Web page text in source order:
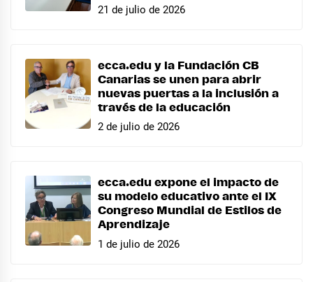
21 de julio de 2026
ecca.edu y la Fundación CB
Canarias se unen para abrir
nuevas puertas a la inclusión a
través de la educación
2 de julio de 2026
ecca.edu expone el impacto de
su modelo educativo ante el IX
Congreso Mundial de Estilos de
Aprendizaje
1 de julio de 2026